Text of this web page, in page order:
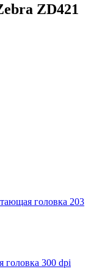
ZD421
головка 203
головка 300 dpi